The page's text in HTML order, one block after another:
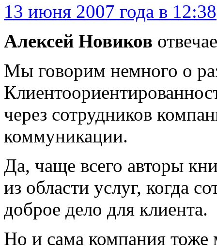
13 июня 2007 года в 12:38
Алексей Новиков
Мы говорим немного о
через сотрудников
коммуникации.
Да, чаще всего авторы
из области услуг, когда
доброе дело для клиента.
Но и сама компания тоже